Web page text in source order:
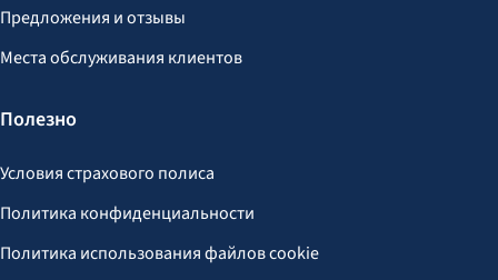
Предложения и отзывы
Места обслуживания клиентов
Полезно
Условия страхового полиса
Политика конфиденциальности
Политика использования файлов cookie